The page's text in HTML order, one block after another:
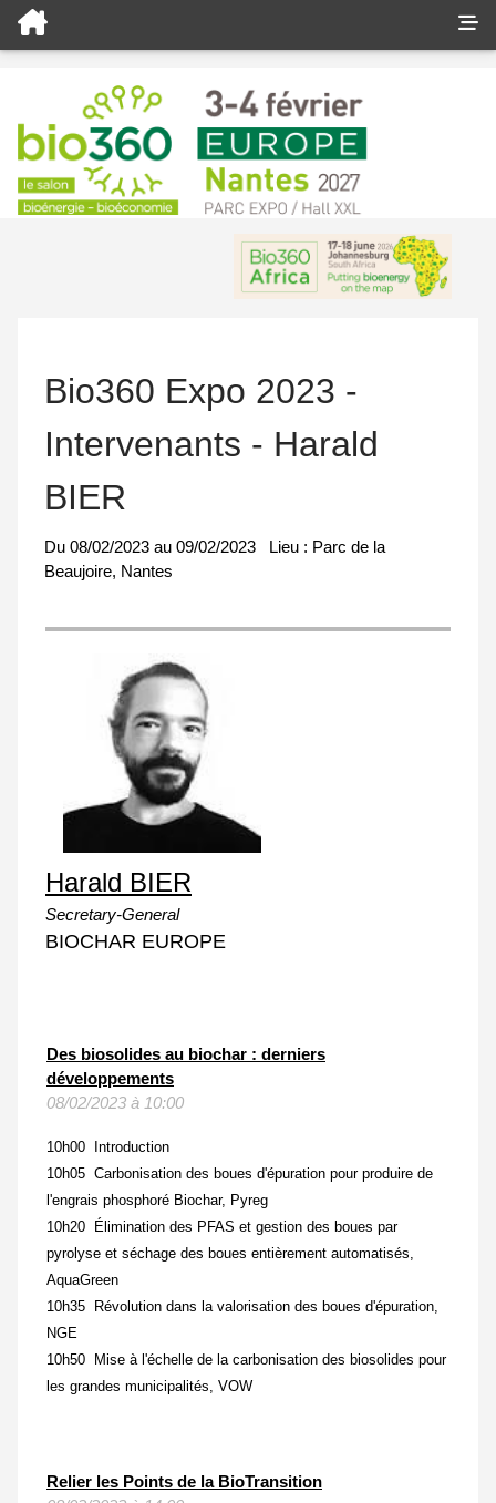
Bio360 Expo 2023 -
Intervenants - Harald
BIER
Du 08/02/2023 au 09/02/2023 Lieu : Parc de la
Beaujoire, Nantes
Harald BIER
Secretary-General
BIOCHAR EUROPE
Des biosolides au biochar : derniers
développements
08/02/2023 à 10:00
10h00 Introduction
10h05 Carbonisation des boues d'épuration pour produire de
l'engrais phosphoré Biochar, Pyreg
10h20 Élimination des PFAS et gestion des boues par
pyrolyse et séchage des boues entièrement automatisés,
AquaGreen
10h35 Révolution dans la valorisation des boues d'épuration,
NGE
10h50 Mise à l'échelle de la carbonisation des biosolides pour
les grandes municipalités, VOW
Relier les Points de la BioTransition